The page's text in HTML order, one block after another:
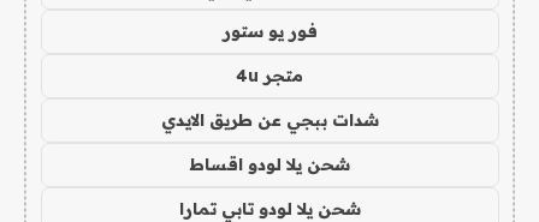
فور يو ستور
متجر 4u
شدات ببجي عن طريق الايدي
شحن يلا لودو اقساط
شحن يلا لودو تابي تمارا